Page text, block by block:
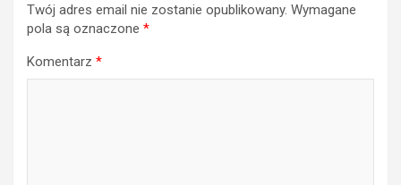
Twój adres email nie zostanie opublikowany. Wymagane
pola są oznaczone *
Komentarz *